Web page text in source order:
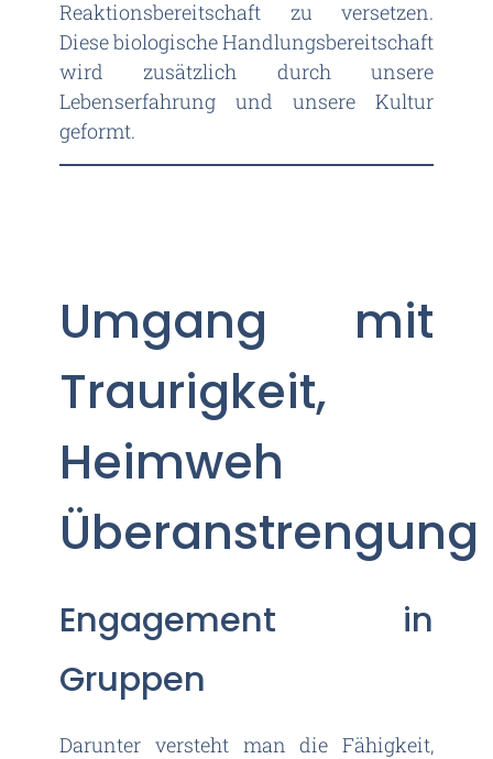
Reaktionsbereitschaft zu versetzen.
Diese biologische Handlungsbereitschaft
wird zusätzlich durch unsere
Lebenserfahrung und unsere Kultur
geformt.
Umgang mit
Traurigkeit,
Heimweh
Überanstrengung
Engagement in
Gruppen
Darunter versteht man die Fähigkeit,